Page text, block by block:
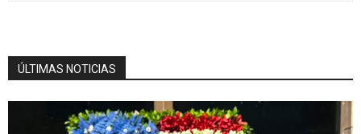
ÚLTIMAS NOTICIAS